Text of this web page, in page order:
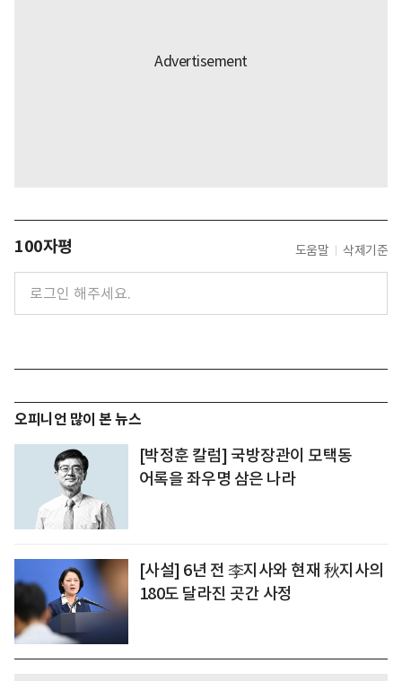
100자평 도움말 삭제기준
오피니언 많이 본 뉴스
[박정훈 칼럼] 국방장관이 모택동
어록을 좌우명 삼은 나라
[사설] 6년 전 李지사와 현재 秋지사의
180도 달라진 곳간 사정